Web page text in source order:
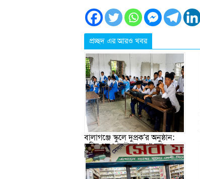
প্রচ্ছদ এর আরও খবর
বালাগঞ্জে স্কুলে দুপ্রক’র অনুষ্ঠান:
ছুটির পরও আটকে রাখা হল
শিক্ষার্থীদের